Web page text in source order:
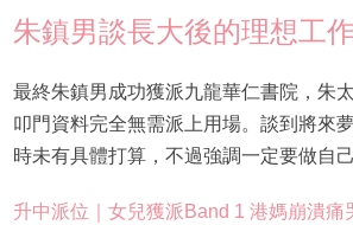
朱鎮男談長大後的理想工作
最終朱鎮男成功獲派九龍華仁書院，朱
叩門資料完全無需派上用場。談到將來
時未有具體打算，不過強調一定要做自
升中派位｜女兒獲派Band 1 港媽崩潰痛